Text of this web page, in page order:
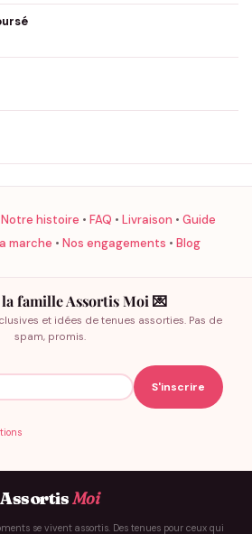
Notre histoire • FAQ • Livraison • Guide
marche • Nos engagements • Blog
famille Assortis Moi 💌
et idées de tenues assorties. Pas de
spam, promis.
AssortisMoi
se vivent assortis. Des tenues pour ceux qui